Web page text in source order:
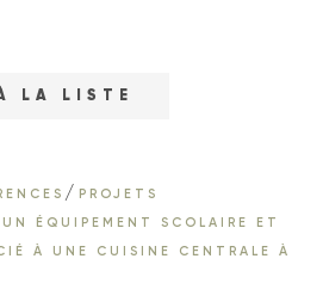
LA LISTE
/ PROJETS
ÉQUIPEMENT SCOLAIRE ET
À UNE CUISINE CENTRALE À